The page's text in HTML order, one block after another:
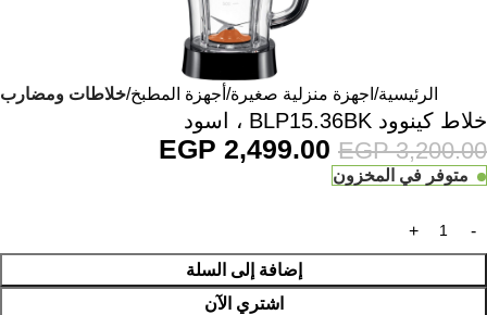
الرئيسية اجهزة منزلية صغيرة أجهزة المطبخ خلاطات ومضارب
خلاط كينوود BLP15.36BK ، اسود
EGP3,200.00
EGP 2,499.00
متوفر في المخزون
إضافة إلى السلة
اشتري الآن